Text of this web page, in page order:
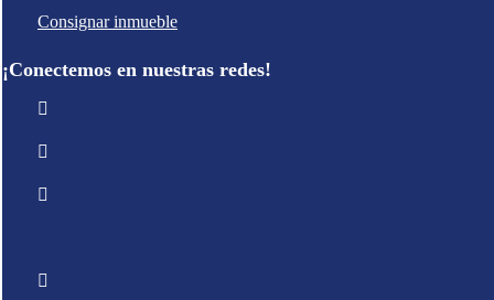
Consignar inmueble
¡Conectemos en nuestras redes!